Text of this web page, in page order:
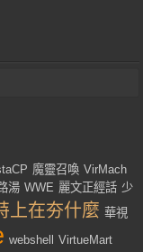
魔靈召喚 VirMach
湯 WWE 麗文正經話 少
上在夯什麼 華視
webshell
VirtueMart